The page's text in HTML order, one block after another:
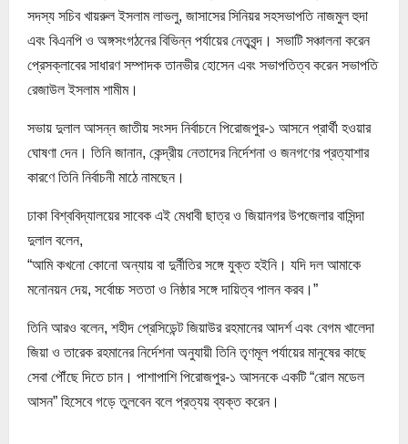
সদস্য সচিব খায়রুল ইসলাম লাভলু, জাসাসের সিনিয়র সহসভাপতি নাজমুল হুদা
এবং বিএনপি ও অঙ্গসংগঠনের বিভিন্ন পর্যায়ের নেতৃবৃন্দ। সভাটি সঞ্চালনা করেন
প্রেসক্লাবের সাধারণ সম্পাদক তানভীর হোসেন এবং সভাপতিত্ব করেন সভাপতি
রেজাউল ইসলাম শামীম।
সভায় দুলাল আসন্ন জাতীয় সংসদ নির্বাচনে পিরোজপুর-১ আসনে প্রার্থী হওয়ার
ঘোষণা দেন। তিনি জানান, কেন্দ্রীয় নেতাদের নির্দেশনা ও জনগণের প্রত্যাশার
কারণে তিনি নির্বাচনী মাঠে নামছেন।
ঢাকা বিশ্ববিদ্যালয়ের সাবেক এই মেধাবী ছাত্র ও জিয়ানগর উপজেলার বাসিন্দা
দুলাল বলেন,
“আমি কখনো কোনো অন্যায় বা দুর্নীতির সঙ্গে যুক্ত হইনি। যদি দল আমাকে
মনোনয়ন দেয়, সর্বোচ্চ সততা ও নিষ্ঠার সঙ্গে দায়িত্ব পালন করব।”
তিনি আরও বলেন, শহীদ প্রেসিডেন্ট জিয়াউর রহমানের আদর্শ এবং বেগম খালেদা
জিয়া ও তারেক রহমানের নির্দেশনা অনুযায়ী তিনি তৃণমূল পর্যায়ের মানুষের কাছে
সেবা পৌঁছে দিতে চান। পাশাপাশি পিরোজপুর-১ আসনকে একটি “রোল মডেল
আসন” হিসেবে গড়ে তুলবেন বলে প্রত্যয় ব্যক্ত করেন।